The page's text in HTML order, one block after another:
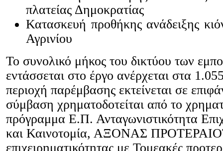
πλατείας Δημοκρατίας
Κατασκευή προθήκης ανάδειξης
Αγρινίου
Το συνολικό μήκος του δικτύου των
εντάσσεται στο έργο ανέρχεται στα
περιοχή παρέμβασης εκτείνεται σε
σύμβαση χρηματοδοτείται από το
πρόγραμμα Ε.Π. Ανταγωνιστικότητα
και Καινοτομία, ΑΞΟΝΑΣ
επιχειρηματικότητας με Τομεακές